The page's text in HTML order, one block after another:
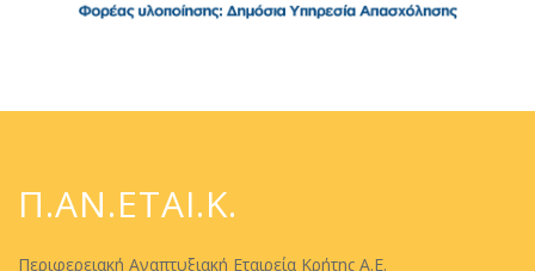
Π.ΑΝ.ΕΤΑΙ.Κ.
Περιφερειακή Αναπτυξιακή Εταιρεία Κρήτης Α.Ε.